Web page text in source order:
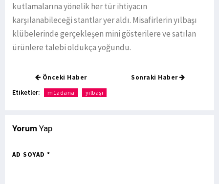
kutlamalarına yönelik her tür ihtiyacın
karşılanabileceği stantlar yer aldı. Misafirlerin yılbaşı
klübelerinde gerçekleşen mini gösterilere ve satılan
ürünlere talebi oldukça yoğundu.
Önceki Haber Sonraki Haber
Etiketler: m1adana yılbaşı
Yorum Yap
AD SOYAD *